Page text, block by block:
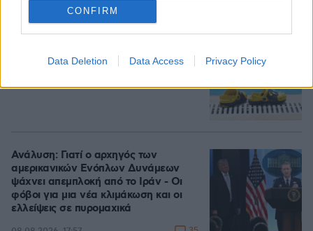
CONFIRM
Data Deletion Data Access Privacy Policy
Τραγωδία στην Πάρο: Πνίγηκε
ο μπάρμαν για να τον σώσει
Ανάλυση: Γιατί ο αρχηγός των
αμερικανικών Ενόπλων Δυνάμεων
ψάχνει απεμπλοκή από το Ιράν - Οι
φόβοι για μια νέα κλιμάκωση και οι
ελλείψεις σε πυρομαχικά